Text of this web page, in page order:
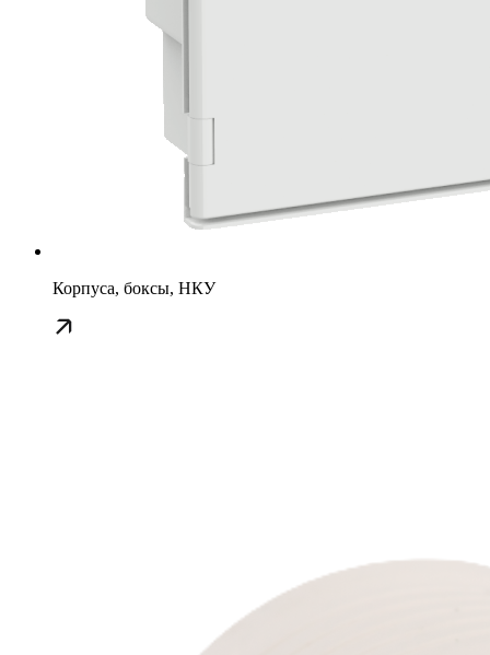
Корпуса, боксы, НКУ